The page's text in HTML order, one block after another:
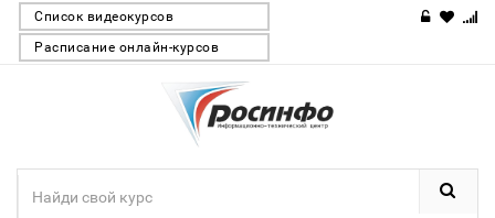
Список видеокурсов
Расписание онлайн-курсов